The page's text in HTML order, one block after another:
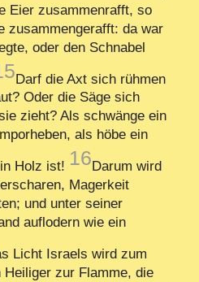
Eier zusammenrafft, so
zusammengerafft: da war
oder den Schnabel
Darf die Axt sich rühmen
Oder die Säge sich
zieht? Als schwänge ein
als höbe ein
Holz ist! 16Darum wird
Magerkeit
und unter seiner
auflodern wie ein
Licht Israels wird zum
Heiliger zur Flamme, die